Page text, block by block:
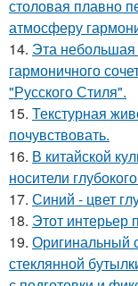
столовая плавно
атмосферу
14. Эта небольшая
гармоничного
"Русского Стиля".
15. Текстурная
почувствовать.
16. В китайской
носители
17. Синий - цвет
18. Этот интерьер
19. Оригинальный
стеклянной